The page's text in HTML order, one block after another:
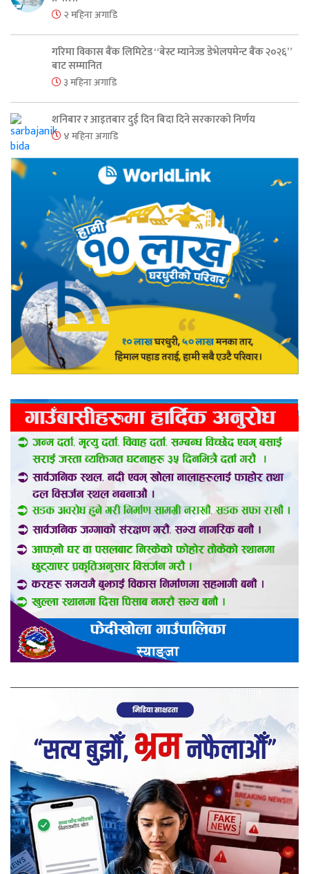
२ महिना अगाडि
गरिमा विकास बैंक लिमिटेड “बेस्ट म्यानेज्ड डेभेलपमेन्ट बैंक २०२६”
बाट सम्मानित
३ महिना अगाडि
शनिबार र आइतबार दुई दिन बिदा दिने सरकारको निर्णय
४ महिना अगाडि